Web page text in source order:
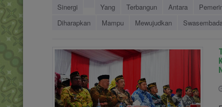
Sinergi Yang Terbangun Antara
Diharapkan
Mampu Mewujudkan